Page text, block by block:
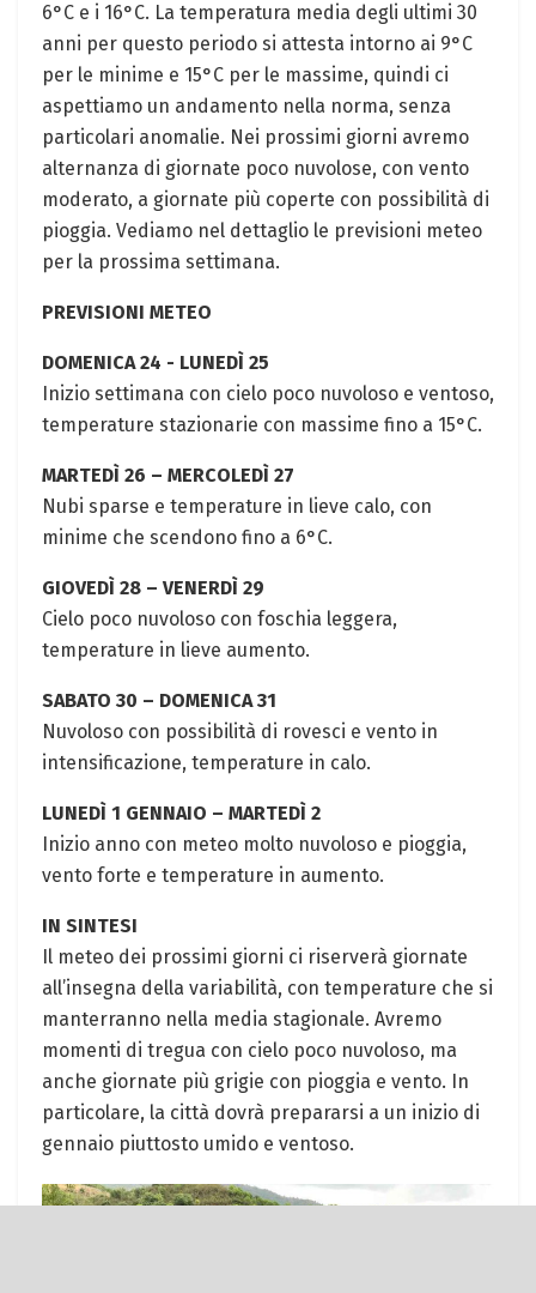
6°C e i 16°C. La temperatura media degli ultimi 30
anni per questo periodo si attesta ⁣intorno ai ‍9°C
per le minime e 15°C per⁢ le massime, quindi ci​
aspettiamo‌ un andamento nella norma, senza
particolari anomalie. Nei prossimi ‍giorni avremo
alternanza di ‌giornate poco nuvolose, con vento
moderato, a⁣ giornate più coperte con⁣ possibilità di
pioggia. Vediamo nel dettaglio ‌le previsioni meteo
per la prossima settimana.
PREVISIONI METEO
DOMENICA‌ 24 ⁢-​ LUNEDÌ 25
Inizio settimana con cielo poco nuvoloso e ventoso,⁣
temperature stazionarie ⁢con massime fino a 15°C.
MARTEDÌ 26 – MERCOLEDÌ 27
Nubi sparse e temperature in lieve calo, con
‌minime che ​scendono fino a 6°C.⁤
GIOVEDÌ 28 – VENERDÌ 29
Cielo poco nuvoloso con foschia leggera,⁢
temperature in lieve aumento.
SABATO 30 – DOMENICA 31
Nuvoloso ⁣con possibilità di rovesci e vento in
intensificazione,⁣ temperature⁤ in calo.
LUNEDÌ‌ 1 GENNAIO – MARTEDÌ ⁢2
Inizio anno con ​meteo molto ⁤nuvoloso e pioggia,
vento‌ forte e temperature in aumento.
IN SINTESI
Il meteo dei prossimi giorni ci riserverà giornate
all’insegna della variabilità, ⁤con temperature che si
​manterranno nella‍ media stagionale. Avremo
momenti di tregua con cielo poco nuvoloso, ‌ma
anche giornate ⁣più grigie con ⁣pioggia e vento. In
particolare, ⁣la città dovrà⁢ prepararsi a un inizio di
gennaio piuttosto umido e ventoso.